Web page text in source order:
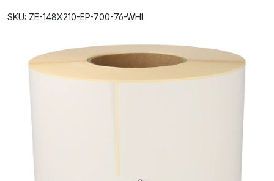
SKU: ZE-148X210-EP-700-76-WHI